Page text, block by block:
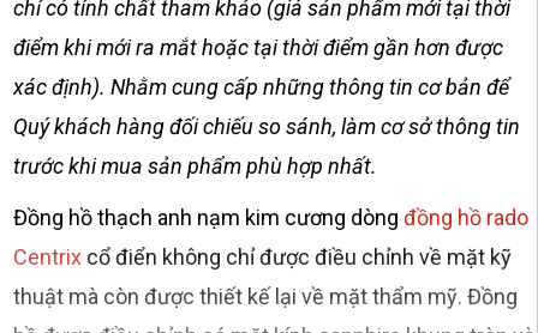
chỉ có tính chất tham khảo (giá sản phẩm mới tại thời
điểm khi mới ra mắt hoặc tại thời điểm gần hơn được
xác định). Nhằm cung cấp những thông tin cơ bản để
Quý khách hàng đối chiếu so sánh, làm cơ sở thông tin
trước khi mua sản phẩm phù hợp nhất.
Đồng hồ thạch anh nạm kim cương dòng đồng hồ rado
Centrix cổ điển không chỉ được điều chỉnh về mặt kỹ
thuật mà còn được thiết kế lại về mặt thẩm mỹ. Đồng